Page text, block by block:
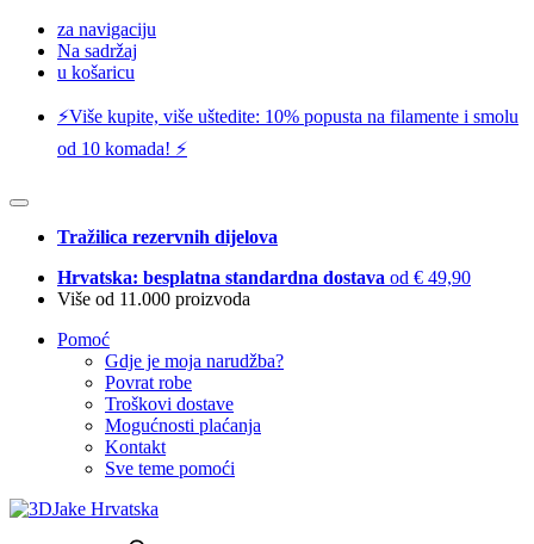
za navigaciju
Na sadržaj
u košaricu
⚡️Više kupite, više uštedite: 10% popusta na filamente i smolu
od 10 komada! ⚡️
Tražilica rezervnih dijelova
Hrvatska: besplatna standardna dostava od € 49,90
Više od 11.000 proizvoda
Pomoć
Gdje je moja narudžba?
Povrat robe
Troškovi dostave
Mogućnosti plaćanja
Kontakt
Sve teme pomoći